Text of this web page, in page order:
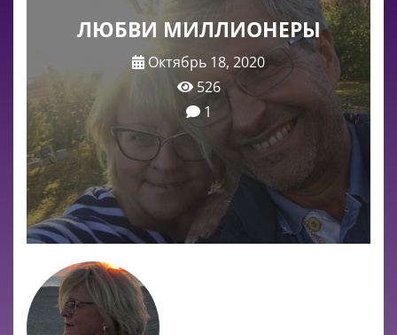
ЛЮБВИ МИЛЛИОНЕРЫ
Октябрь 18, 2020
526
1